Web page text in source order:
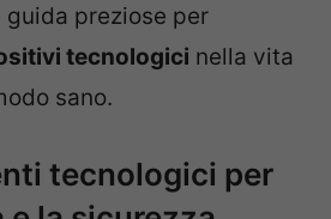
preziose per
tecnologici nella vita
sano.
tecnologici per